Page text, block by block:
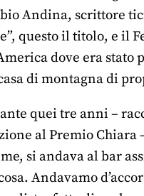
Andina, scrittore
questo il titolo, e il
dove era
di montagna di
quei tre anni –
al Premio Chiara
si andava al bar
Andavamo